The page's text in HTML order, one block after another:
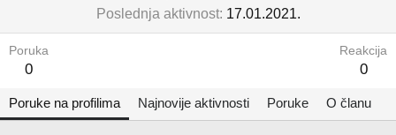
Poslednja aktivnost 17.01.2021.
Poruka
0
Reakcija
0
Poruke na profilima Najnovije aktivnosti Poruke O članu